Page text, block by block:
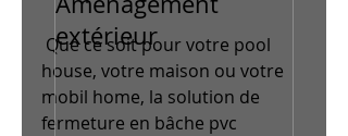
house, votre maison ou votre
mobil home, la solution de
fermeture en bâche pvc
extérieur